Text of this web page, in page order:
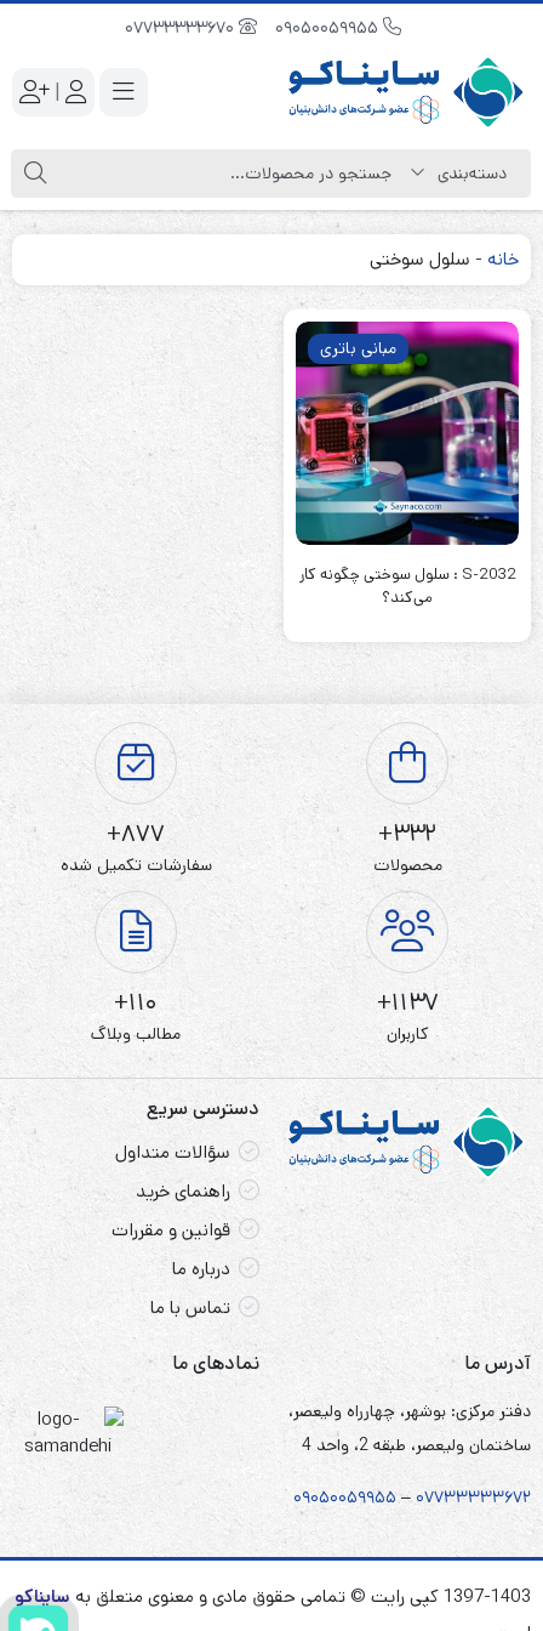
|
خانه - سلول سوختی
مبانی باتری
S-2032 : سلول سوختی چگونه کار
می‌کند؟
332+
محصولات
877+
سفارشات تکمیل شده
1137+
کاربران
110+
مطالب وبلاگ
دسترسی سریع
سؤالات متداول
راهنمای خرید
قوانین و مقررات
درباره ما
تماس با ما
آدرس ما
دفتر مرکزی: بوشهر، چهارراه ولیعصر،
ساختمان ولیعصر، طبقه 2، واحد 4
۰۷۷۳۳۳۳۳۶۷۲ – ۰۹۰۵۰۰۵۹۹۵۵
نمادهای ما
1397-1403 کپی رایت © تمامی حقوق مادی و معنوی متعلق به
سایناکو